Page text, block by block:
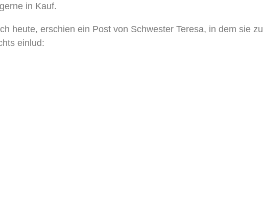
in Kauf.
heute, erschien ein Post von Schwester Teresa, in dem sie zu
einlud: